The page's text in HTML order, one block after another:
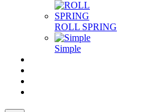
ROLL SPRING
Simple